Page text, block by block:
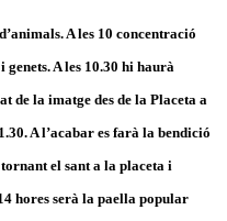
A les 10 concentració
A les 10.30 hi haurà
de la imatge des de la Placeta a
A l’acabar es farà la bendició
el sant a la placeta i
hores serà la paella popular